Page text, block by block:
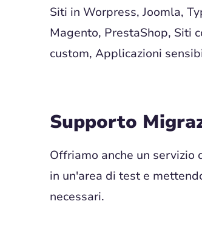
Siti in Worpress, Joomla,
Magento, PrestaShop, Siti
custom, Applicazioni
Supporto
Offriamo anche un
in un'area di test e
necessari.